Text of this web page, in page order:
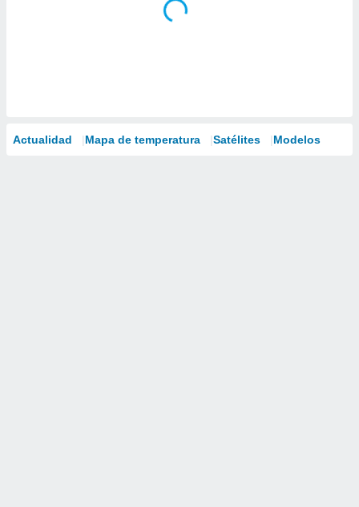
Actualidad Mapa de temperatura Satélites Modelos